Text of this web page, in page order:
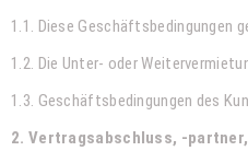
1.1. Diese Geschäftsbedingungen
1.2. Die Unter- oder
1.3. Geschäftsbedingungen des
2. Vertragsabschluss, -